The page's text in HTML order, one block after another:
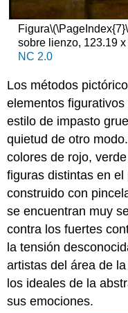
Figura
sobre lienzo, 123.19
NC 2.0
Los métodos
elementos
estilo de impasto
quietud de otro
colores de rojo,
figuras distintas en
construido con
se encuentran muy
contra los fuertes
la tensión
artistas del área de
los ideales de la
sus emociones.